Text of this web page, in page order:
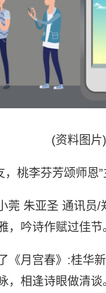
(资料图片)
桃李芬芳颂师恩”
莞 朱亚圣 通讯员
，吟诗作赋过佳节
《月宫春》:桂华
，相逢诗眼做清谈